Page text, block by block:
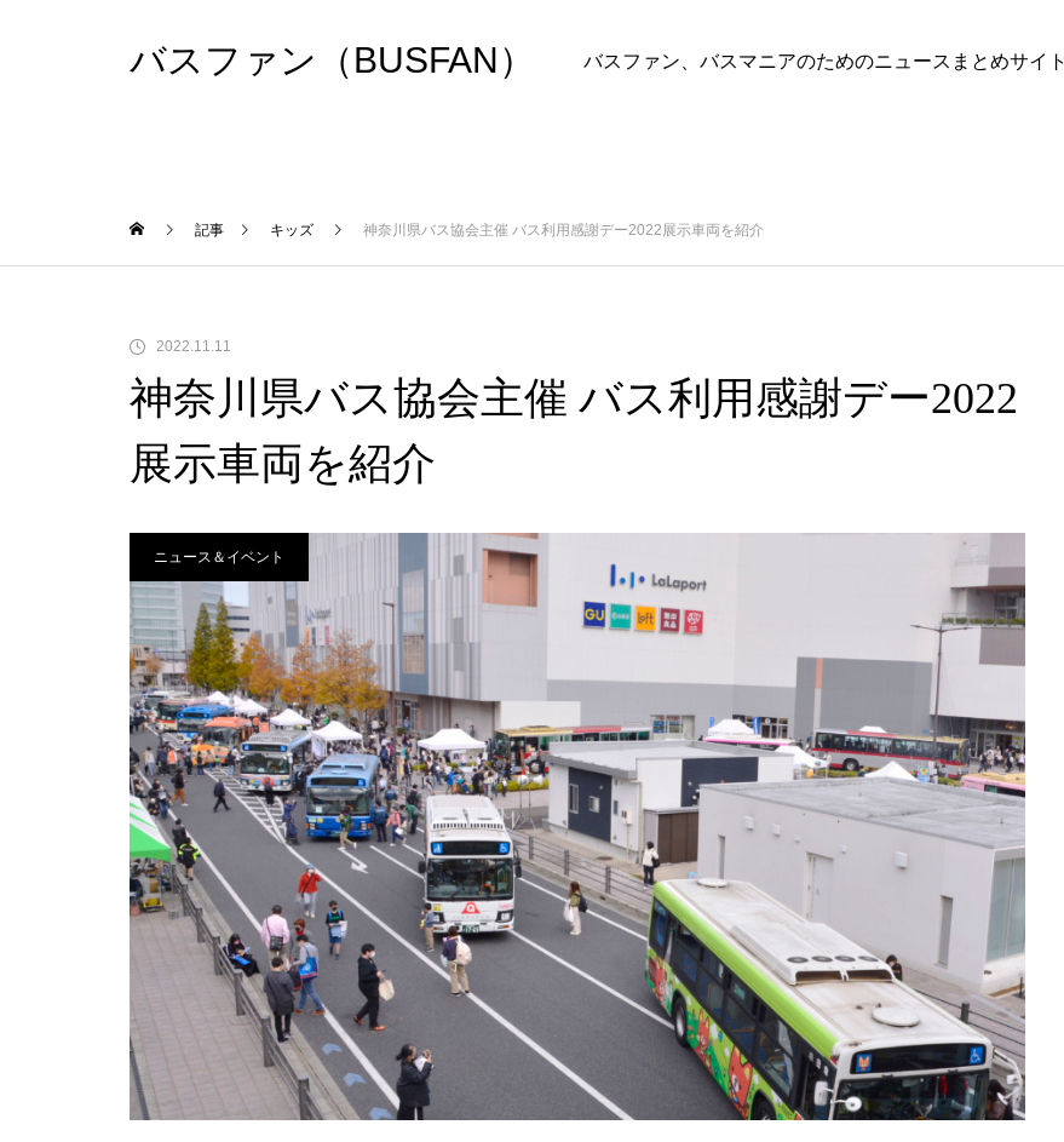
バスファン（BUSFAN） バスファン、バスマニアのためのニュースまとめサイト
記事 キッズ 神奈川県バス協会主催 バス利用感謝デー2022展示車両を紹介
2022.11.11
神奈川県バス協会主催 バス利用感謝デー2022
展示車両を紹介
ニュース＆イベント